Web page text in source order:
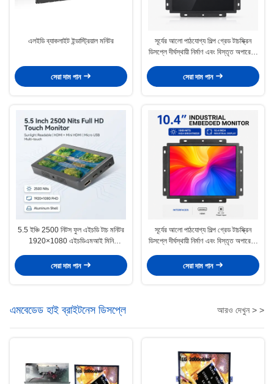
এলইডি ব্যাকলাইট ইন্ডাস্ট্রিয়াল মনিটর
সেরা দাম পান
সূর্যের আলো পাঠযোগ্য শিল্প গ্রেড টাচস্ক্রিন
ডিসপ্লে দীর্ঘস্থায়ী নির্মাণ এবং বিস্তৃত অপারেটিং
সেরা দাম পান
5.5 ইঞ্চি 2500 নিটস ফুল এইচডি টাচ মনিটর
1920×1080 এইচডিএমআই মিনি
শেল সানলাইট পাঠযোগ্য প্রদর্শন
সেরা দাম পান
সূর্যের আলো পাঠযোগ্য শিল্প গ্রেড টাচস্ক্রিন
ডিসপ্লে দীর্ঘস্থায়ী নির্মাণ এবং বিস্তৃত অপারেটিং
সেরা দাম পান
এমবেডেড হাই ব্রাইটনেস ডিসপ্লে আরও দেখুন > >